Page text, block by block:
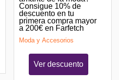
Consigue 10% de
descuento en tu
primera compra mayor
a 200€ en Farfetch
Moda y Accesorios
Ver descuento